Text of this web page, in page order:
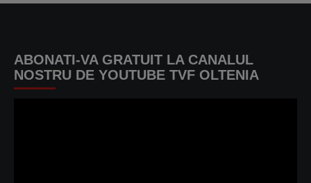
ABONATI-VA GRATUIT LA CANALUL
NOSTRU DE YOUTUBE TVF OLTENIA